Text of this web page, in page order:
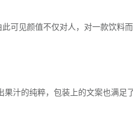
可见颜值不仅对人，对一款饮料
汁的纯粹，包装上的文案也满足